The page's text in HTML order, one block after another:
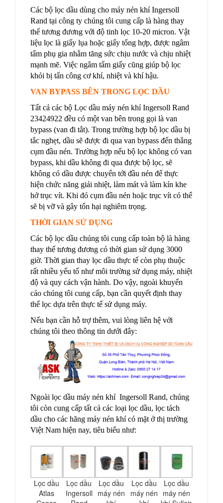
Các bộ lọc dầu dùng cho máy nén khí Ingersoll
Rand tại công ty chúng tôi cung cấp là hàng thay
thế tương đương với độ tinh lọc 10-20 micron. Vật
liệu lọc là giấy lụa hoặc giấy tổng hợp, được ngâm
tẩm phụ gia nhằm tăng sức chịu nước và chịu nhiệt
mạnh mẽ. Việc ngâm tẩm giấy cũng giúp bộ lọc
khỏi bị tấn công cơ khí, nhiệt và khí hậu.
VAN BYPASS BÊN TRONG LỌC DẦU
Tất cả các bộ Lọc dầu máy nén khí Ingersoll Rand
23424922 đều có một van bên trong gọi là van
bypass (van đi tắt). Trong trường hợp bộ lọc dầu bị
tắc nghẹt, dầu sẽ được đi qua van bypass đến thẳng
cụm đầu nén. Trường hợp nếu bộ lọc không có van
bypass, khi dầu không đi qua được bộ lọc, sẽ
không có dầu được chuyển tới đầu nén để thực
hiện chức năng giải nhiệt, làm mát và làm kín khe
hở trục vít. Khi đó cụm đầu nén hoặc trục vít có thể
sẽ bị vỡ và gây tổn hại nghiêm trọng.
THỜI GIAN SỬ DỤNG
Các bộ lọc dầu chúng tôi cung cấp toàn bộ là hàng
thay thế tương đương có thời gian sử dụng 3000
giờ. Thời gian thay lọc dầu thực tế còn phụ thuộc
rất nhiều yếu tố như môi trường sử dụng máy, nhiệt
độ và quy cách vận hành. Do vậy, ngoài khuyến
cáo chúng tôi cung cấp, bạn cần quyết định thay
thế lọc dựa trên thực tế sử dụng máy.
Nếu bạn cần hỗ trợ thêm, vui lòng liên hệ với
chúng tôi theo thông tin dưới đây:
Ngoài lọc dầu máy nén khí Ingersoll Rand, chúng
tôi còn cung cấp tất cả các loại lọc dầu, lọc tách
dầu cho các hãng máy nén khí có mặt ở thị trường
Việt Nam hiện nay, tiêu biểu như:
Lọc dầu
Atlas
Lọc dầu
Ingersoll
Lọc dầu
máy nén
Lọc dầu
máy nén
Lọc dầu
máy nén